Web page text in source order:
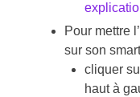
Pour mettre
sur son
cliquer
haut à